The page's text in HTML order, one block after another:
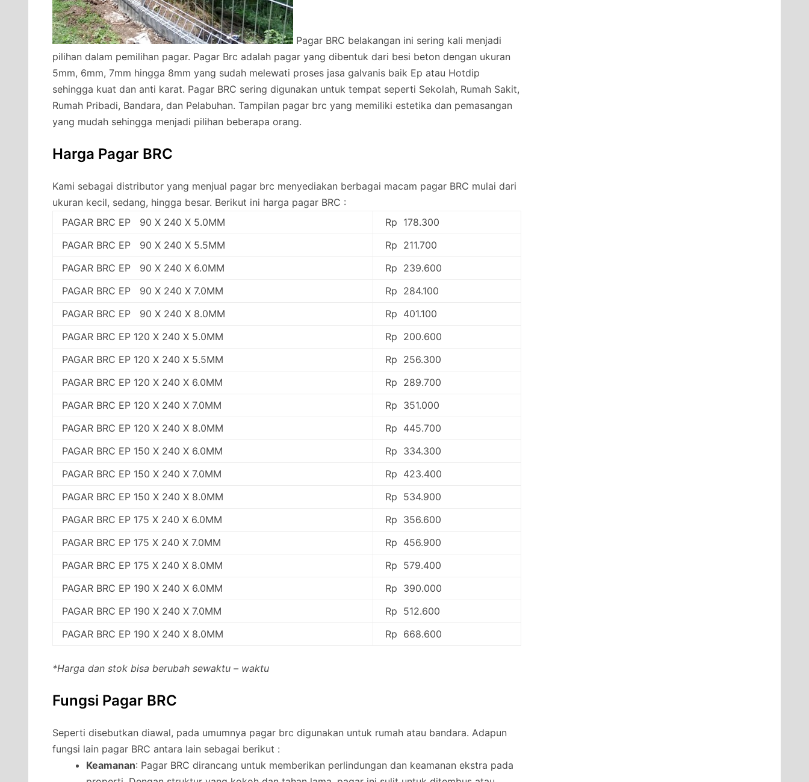
Pagar BRC belakangan ini sering kali menjadi
pilihan dalam pemilihan pagar. Pagar Brc adalah pagar yang dibentuk dari besi beton dengan ukuran
5mm, 6mm, 7mm hingga 8mm yang sudah melewati proses jasa galvanis baik Ep atau Hotdip
sehingga kuat dan anti karat. Pagar BRC sering digunakan untuk tempat seperti Sekolah, Rumah Sakit,
Rumah Pribadi, Bandara, dan Pelabuhan. Tampilan pagar brc yang memiliki estetika dan pemasangan
yang mudah sehingga menjadi pilihan beberapa orang.
Harga Pagar BRC
Kami sebagai distributor yang menjual pagar brc menyediakan berbagai macam pagar BRC mulai dari
ukuran kecil, sedang, hingga besar. Berikut ini harga pagar BRC :
PAGAR BRC EP 90 X 240 X 5.0MM
Rp 178.300
PAGAR BRC EP 90 X 240 X 5.5MM
Rp 211.700
PAGAR BRC EP 90 X 240 X 6.0MM
Rp 239.600
PAGAR BRC EP 90 X 240 X 7.0MM
Rp 284.100
PAGAR BRC EP 90 X 240 X 8.0MM
Rp 401.100
PAGAR BRC EP 120 X 240 X 5.0MM
Rp 200.600
PAGAR BRC EP 120 X 240 X 5.5MM
Rp 256.300
PAGAR BRC EP 120 X 240 X 6.0MM
Rp 289.700
PAGAR BRC EP 120 X 240 X 7.0MM
Rp 351.000
PAGAR BRC EP 120 X 240 X 8.0MM
Rp 445.700
PAGAR BRC EP 150 X 240 X 6.0MM
Rp 334.300
PAGAR BRC EP 150 X 240 X 7.0MM
Rp 423.400
PAGAR BRC EP 150 X 240 X 8.0MM
Rp 534.900
PAGAR BRC EP 175 X 240 X 6.0MM
Rp 356.600
PAGAR BRC EP 175 X 240 X 7.0MM
Rp 456.900
PAGAR BRC EP 175 X 240 X 8.0MM
Rp 579.400
PAGAR BRC EP 190 X 240 X 6.0MM
Rp 390.000
PAGAR BRC EP 190 X 240 X 7.0MM
Rp 512.600
PAGAR BRC EP 190 X 240 X 8.0MM
Rp 668.600
*Harga dan stok bisa berubah sewaktu – waktu
Fungsi Pagar BRC
Seperti disebutkan diawal, pada umumnya pagar brc digunakan untuk rumah atau bandara. Adapun
fungsi lain pagar BRC antara lain sebagai berikut :
Keamanan: Pagar BRC dirancang untuk memberikan perlindungan dan keamanan ekstra pada